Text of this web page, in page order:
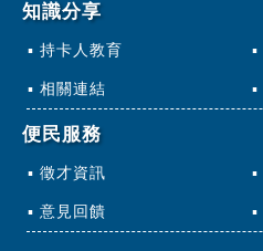
知識分享
持卡人教育
相關連結
便民服務
徵才資訊
意見回饋